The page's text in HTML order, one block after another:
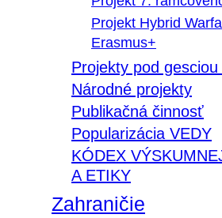
Projekt Hybrid
Erasmus+
Projekty pod gesciou
Národné projekty
Publikačná činnosť
Popularizácia VEDY
KÓDEX
A ETIKY
Zahraničie